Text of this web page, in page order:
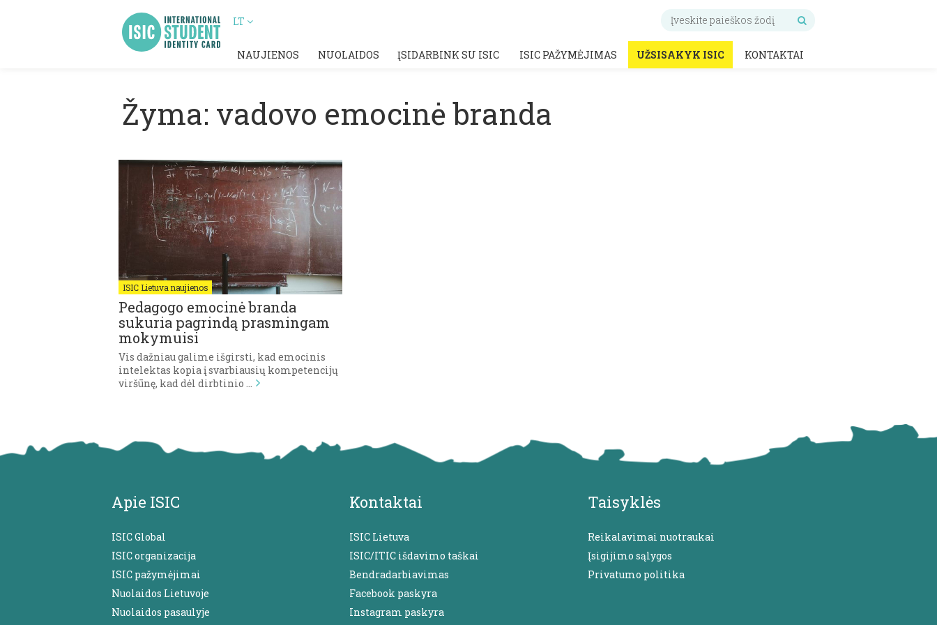
LT
NAUJIENOS NUOLAIDOS ĮSIDARBINK SU ISIC ISIC PAŽYMĖJIMAS UŽSISAKYK ISIC KONTAKTAI
Žyma: vadovo emocinė branda
ISIC Lietuva naujienos
Pedagogo emocinė branda
sukuria pagrindą prasmingam
mokymuisi
Vis dažniau galime išgirsti, kad emocinis
intelektas kopia į svarbiausių kompetencijų
viršūnę, kad dėl dirbtinio …
Apie ISIC
ISIC Global
ISIC organizacija
ISIC pažymėjimai
Nuolaidos Lietuvoje
Nuolaidos pasaulyje
Kontaktai
ISIC Lietuva
ISIC/ITIC išdavimo taškai
Bendradarbiavimas
Facebook paskyra
Instagram paskyra
Taisyklės
Reikalavimai nuotraukai
Įsigijimo sąlygos
Privatumo politika